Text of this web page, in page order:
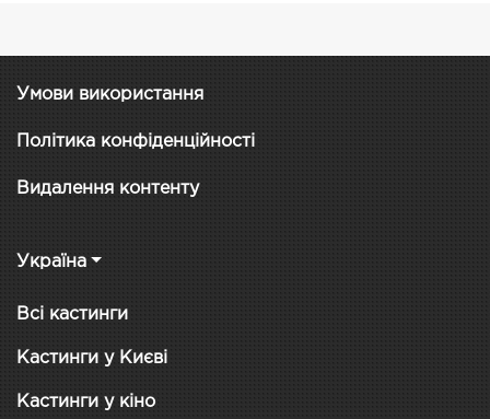
Умови використання
Політика конфіденційності
Видалення контенту
Україна
Всі кастинги
Кастинги у Києві
Кастинги у кіно